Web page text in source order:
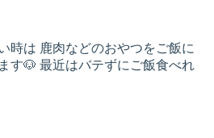
時は 鹿肉などのおやつをご飯に
す🐶 最近はバテずにご飯食べれ